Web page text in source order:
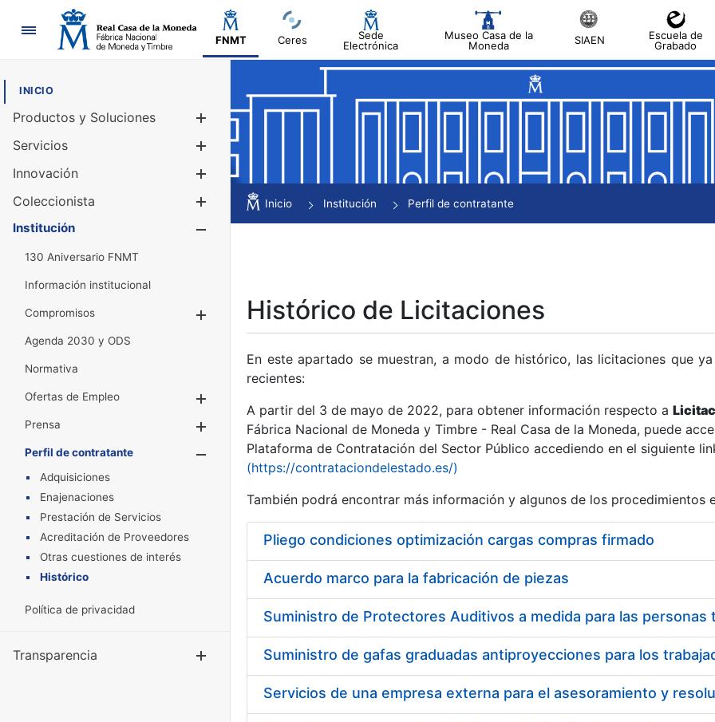
Navegación
FNMT Ceres
Sede
Electrónica
Museo Casa de la
Moneda
SIAEN
Escuela de
Grabado
INICIO
Productos y Soluciones
Mostrar/Ocultar
Servicios
Innovación
Coleccionista
Mostrar/Ocultar
Institución
130 Aniversario FNMT
Información institucional
Compromisos
Mostrar/Ocultar
Agenda 2030 y ODS
Normativa
Ofertas de Empleo
Prensa
Mostrar/Ocultar
Perfil de contratante
Mostrar/Ocultar
Adquisiciones
Enajenaciones
Prestación de Servicios
Acreditación de Proveedores
Otras cuestiones de interés
Histórico
Política de privacidad
Transparencia Mostrar/Ocultar
Inicio Institución Perfil de contratante
Histórico de Licitaciones
En este apartado se muestran, a modo de histórico, las licitaciones que
recientes:
A partir del 3 de mayo de 2022, para obtener información respecto a
Fábrica Nacional de Moneda y Timbre - Real Casa de la Moneda, puede
Plataforma de Contratación del Sector Público accediendo en el siguiente
(https://contrataciondelestado.es/)
También podrá encontrar más información y algunos de los procedimientos
Pliego condiciones optimización cargas compras firmado
Acuerdo marco para la fabricación de piezas